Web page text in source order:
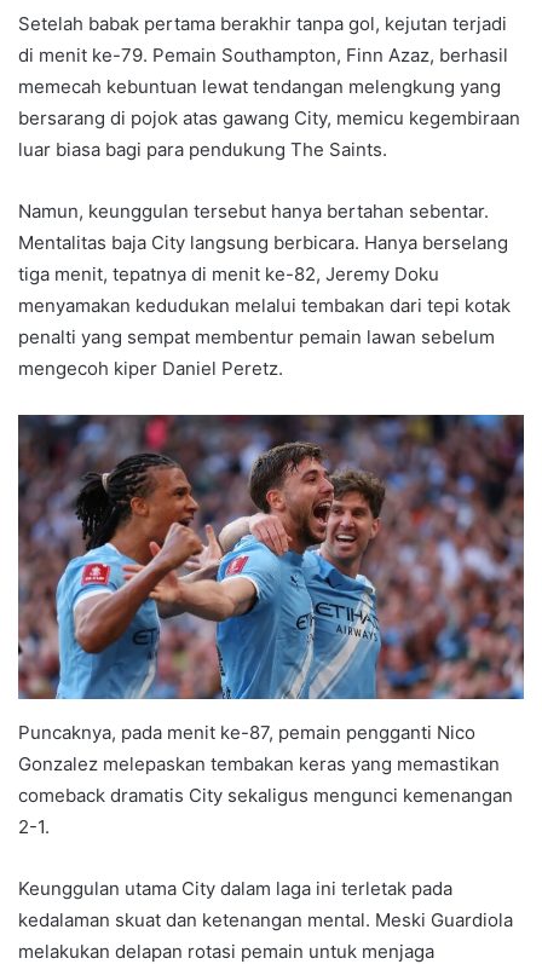
Setelah babak pertama berakhir tanpa gol, kejutan terjadi
di menit ke-79. Pemain Southampton, Finn Azaz, berhasil
memecah kebuntuan lewat tendangan melengkung yang
bersarang di pojok atas gawang City, memicu kegembiraan
luar biasa bagi para pendukung The Saints.
Namun, keunggulan tersebut hanya bertahan sebentar.
Mentalitas baja City langsung berbicara. Hanya berselang
tiga menit, tepatnya di menit ke-82, Jeremy Doku
menyamakan kedudukan melalui tembakan dari tepi kotak
penalti yang sempat membentur pemain lawan sebelum
mengecoh kiper Daniel Peretz.
Puncaknya, pada menit ke-87, pemain pengganti Nico
Gonzalez melepaskan tembakan keras yang memastikan
comeback dramatis City sekaligus mengunci kemenangan
2-1.
Keunggulan utama City dalam laga ini terletak pada
kedalaman skuat dan ketenangan mental. Meski Guardiola
melakukan delapan rotasi pemain untuk menjaga